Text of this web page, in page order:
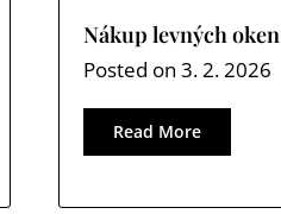
Nákup levných oken
Posted on 3. 2. 2026
Read More